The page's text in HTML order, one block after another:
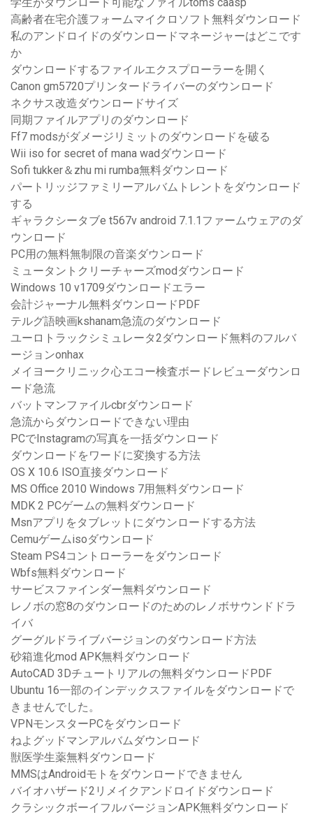
学生がダウンロード可能なファイルtoms caasp
高齢者在宅介護フォームマイクロソフト無料ダウンロード
私のアンドロイドのダウンロードマネージャーはどこです
か
ダウンロードするファイルエクスプローラーを開く
Canon gm5720プリンタードライバーのダウンロード
ネクサス改造ダウンロードサイズ
同期ファイルアプリのダウンロード
Ff7 modsがダメージリミットのダウンロードを破る
Wii iso for secret of mana wadダウンロード
Sofi tukker＆zhu mi rumba無料ダウンロード
パートリッジファミリーアルバムトレントをダウンロード
する
ギャラクシータブe t567v android 7.1.1ファームウェアのダ
ウンロード
PC用の無料無制限の音楽ダウンロード
ミュータントクリーチャーズmodダウンロード
Windows 10 v1709ダウンロードエラー
会計ジャーナル無料ダウンロードPDF
テルグ語映画kshanam急流のダウンロード
ユーロトラックシミュレータ2ダウンロード無料のフルバ
ージョンonhax
メイヨークリニック心エコー検査ボードレビューダウンロ
ード急流
バットマンファイルcbrダウンロード
急流からダウンロードできない理由
PCでInstagramの写真を一括ダウンロード
ダウンロードをワードに変換する方法
OS X 10.6 ISO直接ダウンロード
MS Office 2010 Windows 7用無料ダウンロード
MDK 2 PCゲームの無料ダウンロード
Msnアプリをタブレットにダウンロードする方法
Cemuゲームisoダウンロード
Steam PS4コントローラーをダウンロード
Wbfs無料ダウンロード
サービスファインダー無料ダウンロード
レノボの窓8のダウンロードのためのレノボサウンドドラ
イバ
グーグルドライブバージョンのダウンロード方法
砂箱進化mod APK無料ダウンロード
AutoCAD 3Dチュートリアルの無料ダウンロードPDF
Ubuntu 16一部のインデックスファイルをダウンロードで
きませんでした。
VPNモンスターPCをダウンロード
ねよグッドマンアルバムダウンロード
獣医学生薬無料ダウンロード
MMSはAndroidモトをダウンロードできません
バイオハザード2リメイクアンドロイドダウンロード
クラシックボーイフルバージョンAPK無料ダウンロード